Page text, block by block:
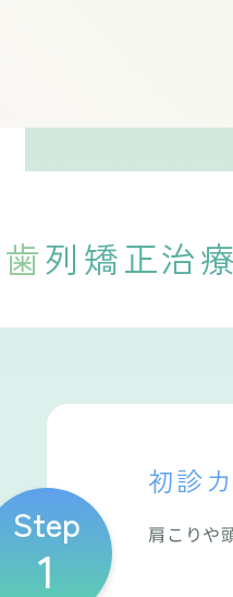
歯列矯正治
Step
1
初診
肩こりや